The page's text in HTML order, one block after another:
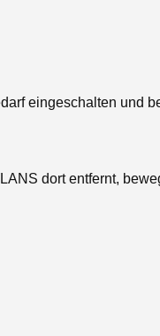
eingeschalten und
dort entfernt,